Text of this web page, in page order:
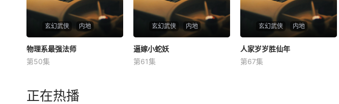
玄幻武侠 内地
物理系最强法师
未知
物理系最强法师
第50集
玄幻武侠 内地
逼嫁小蛇妖
未知
逼嫁小蛇妖
第61集
玄幻武侠 内地
人家岁岁胜仙年
未知
人家岁岁胜仙年
第67集
正在热播